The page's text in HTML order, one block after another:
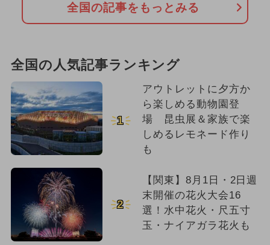
全国の記事をもっとみる
全国の人気記事ランキング
1
アウトレットに夕方か
ら楽しめる動物園登
場 昆虫展＆家族で楽
しめるレモネード作り
も
2
【関東】8月1日・2日週
末開催の花火大会16
選！水中花火・尺五寸
玉・ナイアガラ花火も